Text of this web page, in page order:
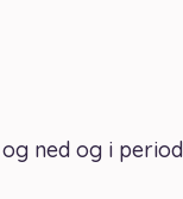
ned og i